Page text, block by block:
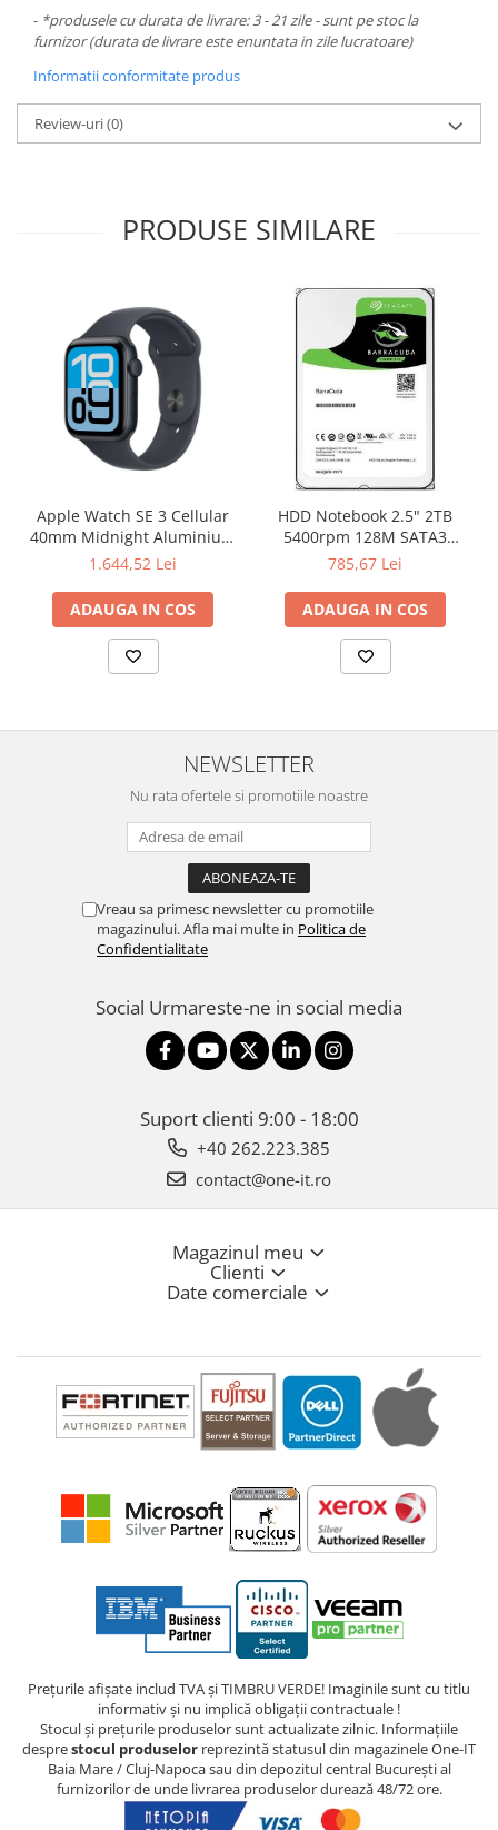
Servere
Software
Retelistica & Supraveghere
TV, Multimedia & Electronice
Televizoare & accesorii
Multiboard & Accessorii
Multimedia
Foto & Video
Cloud si Aplicatii SaaS
Sisteme Videoconferinta
Securitate Date
Firewall
- *produsele cu durata de livrare: 3 - 21 zile - sunt pe stoc la
furnizor (durata de livrare este enuntata in zile lucratoare)
Informatii conformitate produs
Review-uri(0)
PRODUSE SIMILARE
Apple Watch SE 3 Cellular
40mm Midnight Aluminium
Case with Midnight Sport
1.644,52 Lei
ADAUGA IN COS
HDD Notebook 2.5" 2TB
5400rpm 128M SATA3
SEAGATE
785,67 Lei
ADAUGA IN COS
NEWSLETTER
Nu rata ofertele si promotiile noastre
Vreau sa primesc newsletter cu promotiile
magazinului. Afla mai multe in Politica de
Confidentialitate
Social Urmareste-ne in social media
Suport clienti 9:00 - 18:00
+40 262.223.385
contact@one-it.ro
Magazinul meu
Clienti
Date comerciale
Prețurile afișate includ TVA și TIMBRU VERDE! Imaginile sunt cu titlu
informativ și nu implică obligații contractuale !
Stocul și prețurile produselor sunt actualizate zilnic. Informațiile
desprestocul produselor reprezintă statusul din magazinele One-IT
Baia Mare / Cluj-Napoca sau din depozitul central București al
furnizorilor de unde livrarea produselor durează 48/72 ore.